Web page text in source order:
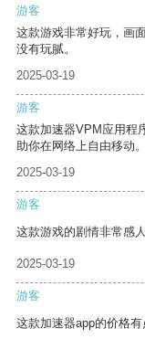
游客
这款游戏非常好玩，画
没有玩腻。
2025-03-19
游客
这款加速器VPM应用程
助你在网络上自由移动。
2025-03-19
游客
这款游戏的剧情非常感
2025-03-19
游客
这款加速器app的价格